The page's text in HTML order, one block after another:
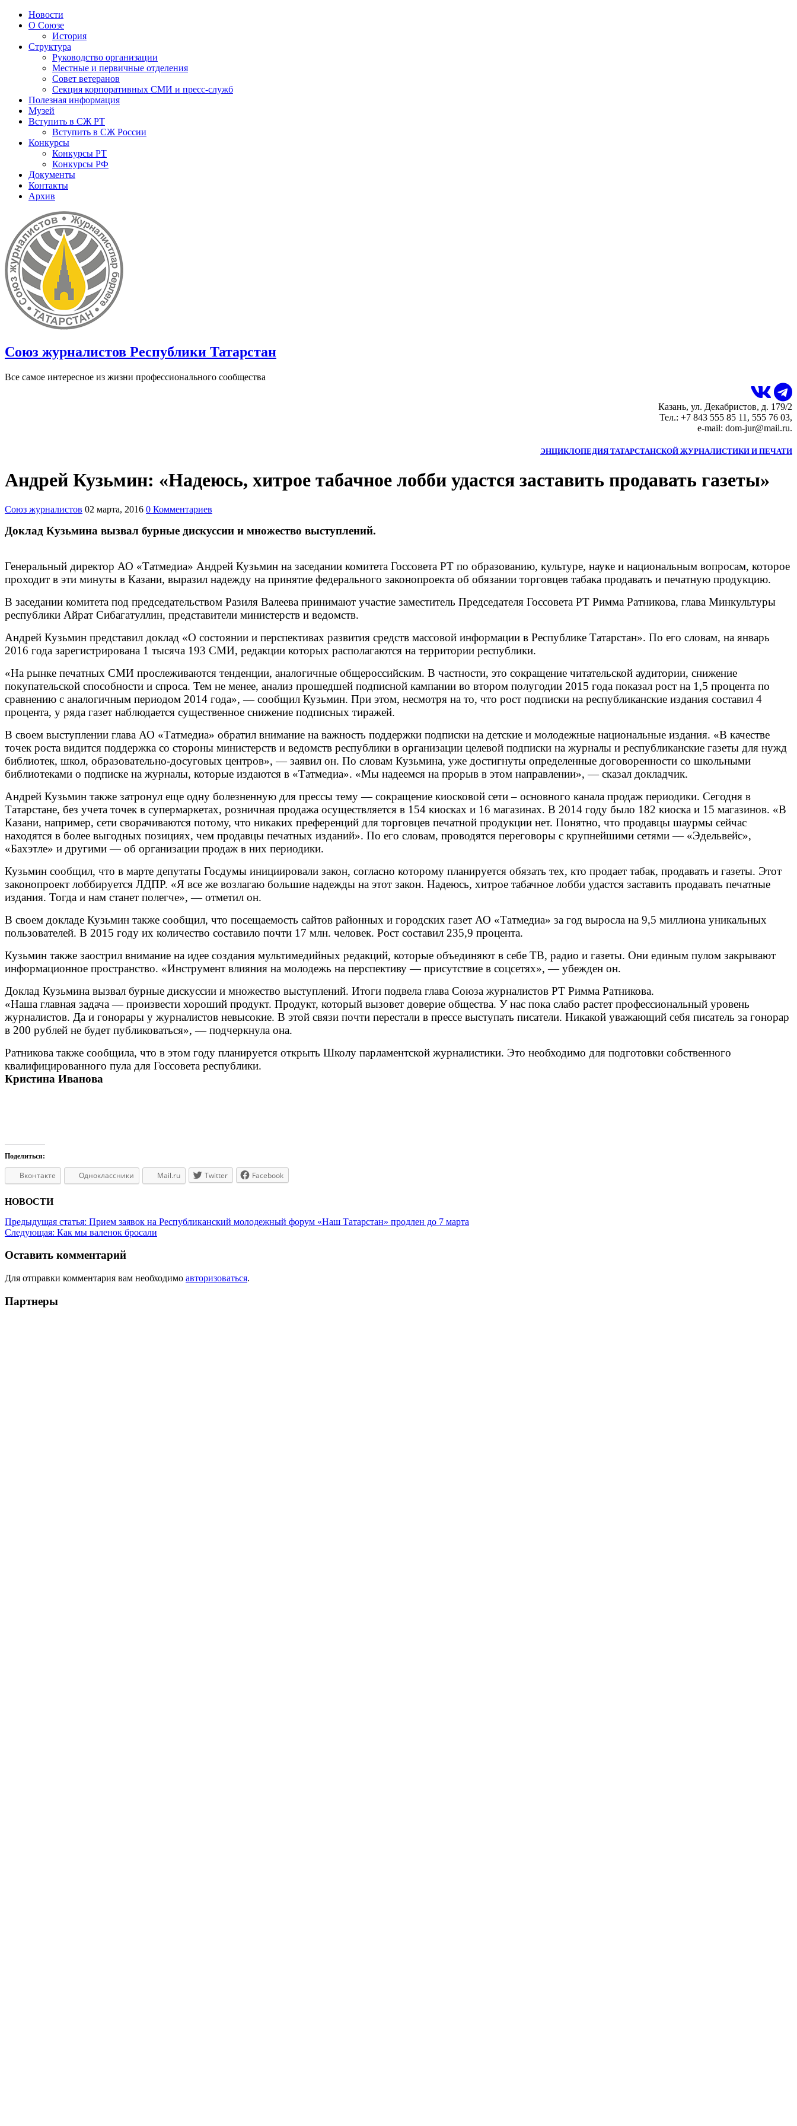
Новости
О Союзе
История
Структура
Руководство организации
Местные и первичные отделения
Совет ветеранов
Секция корпоративных СМИ и пресс-служб
Полезная информация
Музей
Вступить в СЖ РТ
Вступить в СЖ России
Конкурсы
Конкурсы РТ
Конкурсы РФ
Документы
Контакты
Архив
Союз журналистов Республики Татарстан
Все самое интересное из жизни профессионального сообщества
Казань, ул. Декабристов, д. 179/2
Тел.: +7 843 555 85 11, 555 76 03,
e-mail: dom-jur@mail.ru.
ЭНЦИКЛОПЕДИЯ ТАТАРСТАНСКОЙ ЖУРНАЛИСТИКИ И ПЕЧАТИ
Андрей Кузьмин: «Надеюсь, хитрое табачное лобби удастся заставить продавать газеты»
Союз журналистов 02 марта, 2016 0 Комментариев
Доклад Кузьмина вызвал бурные дискуссии и множество выступлений.
Генеральный директор АО «Татмедиа» Андрей Кузьмин на заседании комитета Госсовета РТ по образованию, культуре, науке и национальным вопросам, которое
проходит в эти минуты в Казани, выразил надежду на принятие федерального законопроекта об обязании торговцев табака продавать и печатную продукцию.
В заседании комитета под председательством Разиля Валеева принимают участие заместитель Председателя Госсовета РТ Римма Ратникова, глава Минкультуры
республики Айрат Сибагатуллин, представители министерств и ведомств.
Андрей Кузьмин представил доклад «О состоянии и перспективах развития средств массовой информации в Республике Татарстан». По его словам, на январь
2016 года зарегистрирована 1 тысяча 193 СМИ, редакции которых располагаются на территории республики.
«На рынке печатных СМИ прослеживаются тенденции, аналогичные общероссийским. В частности, это сокращение читательской аудитории, снижение
покупательской способности и спроса. Тем не менее, анализ прошедшей подписной кампании во втором полугодии 2015 года показал рост на 1,5 процента по
сравнению с аналогичным периодом 2014 года», — сообщил Кузьмин. При этом, несмотря на то, что рост подписки на республиканские издания составил 4
процента, у ряда газет наблюдается существенное снижение подписных тиражей.
В своем выступлении глава АО «Татмедиа» обратил внимание на важность поддержки подписки на детские и молодежные национальные издания. «В качестве
точек роста видится поддержка со стороны министерств и ведомств республики в организации целевой подписки на журналы и республиканские газеты для нужд
библиотек, школ, образовательно-досуговых центров», — заявил он. По словам Кузьмина, уже достигнуты определенные договоренности со школьными
библиотеками о подписке на журналы, которые издаются в «Татмедиа». «Мы надеемся на прорыв в этом направлении», — сказал докладчик.
Андрей Кузьмин также затронул еще одну болезненную для прессы тему — сокращение киосковой сети – основного канала продаж периодики. Сегодня в
Татарстане, без учета точек в супермаркетах, розничная продажа осуществляется в 154 киосках и 16 магазинах. В 2014 году было 182 киоска и 15 магазинов. «В
Казани, например, сети сворачиваются потому, что никаких преференций для торговцев печатной продукции нет. Понятно, что продавцы шаурмы сейчас
находятся в более выгодных позициях, чем продавцы печатных изданий». По его словам, проводятся переговоры с крупнейшими сетями — «Эдельвейс»,
«Бахэтле» и другими — об организации продаж в них периодики.
Кузьмин сообщил, что в марте депутаты Госдумы инициировали закон, согласно которому планируется обязать тех, кто продает табак, продавать и газеты. Этот
законопроект лоббируется ЛДПР. «Я все же возлагаю большие надежды на этот закон. Надеюсь, хитрое табачное лобби удастся заставить продавать печатные
издания. Тогда и нам станет полегче», — отметил он.
В своем докладе Кузьмин также сообщил, что посещаемость сайтов районных и городских газет АО «Татмедиа» за год выросла на 9,5 миллиона уникальных
пользователей. В 2015 году их количество составило почти 17 млн. человек. Рост составил 235,9 процента.
Кузьмин также заострил внимание на идее создания мультимедийных редакций, которые объединяют в себе ТВ, радио и газеты. Они единым пулом закрывают
информационное пространство. «Инструмент влияния на молодежь на перспективу — присутствие в соцсетях», — убежден он.
Доклад Кузьмина вызвал бурные дискуссии и множество выступлений. Итоги подвела глава Союза журналистов РТ Римма Ратникова.
«Наша главная задача — произвести хороший продукт. Продукт, который вызовет доверие общества. У нас пока слабо растет профессиональный уровень
журналистов. Да и гонорары у журналистов невысокие. В этой связи почти перестали в прессе выступать писатели. Никакой уважающий себя писатель за гонорар
в 200 рублей не будет публиковаться», — подчеркнула она.
Ратникова также сообщила, что в этом году планируется открыть Школу парламентской журналистики. Это необходимо для подготовки собственного
квалифицированного пула для Госсовета республики.
Кристина Иванова
Поделиться:
Вконтакте Одноклассники Mail.ru Twitter Facebook
НОВОСТИ
Предыдущая статья: Прием заявок на Республиканский молодежный форум «Наш Татарстан» продлен до 7 марта
Следующая: Как мы валенок бросали
Оставить комментарий
Для отправки комментария вам необходимо авторизоваться.
Партнеры